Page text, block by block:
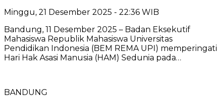
Minggu, 21 Desember 2025 - 22:36 WIB
Bandung, 11 Desember 2025 – Badan Eksekutif
Mahasiswa Republik Mahasiswa Universitas
Pendidikan Indonesia (BEM REMA UPI) memperingati
Hari Hak Asasi Manusia (HAM) Sedunia pada…
BANDUNG